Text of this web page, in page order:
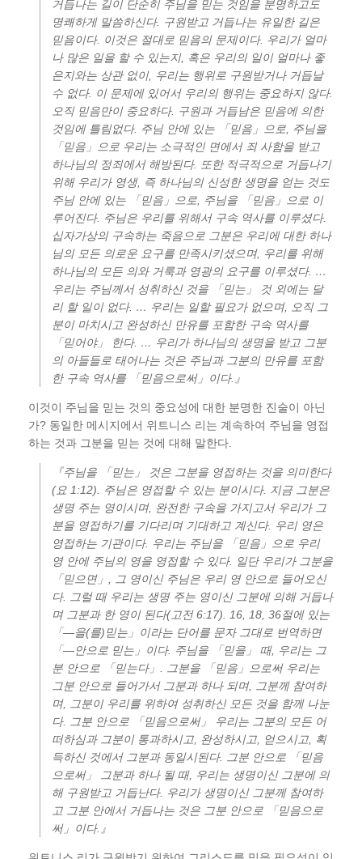
거듭나는 길이 단순히 주님을 믿는 것임을 분명하고도
명쾌하게 말씀하신다. 구원받고 거듭나는 유일한 길은
믿음이다. 이것은 절대로 믿음의 문제이다. 우리가 얼마
나 많은 일을 할 수 있는지, 혹은 우리의 일이 얼마나 좋
은지와는 상관 없이, 우리는 행위로 구원받거나 거듭날
수 없다. 이 문제에 있어서 우리의 행위는 중요하지 않다.
오직 믿음만이 중요하다. 구원과 거듭남은 믿음에 의한
것임에 틀림없다. 주님 안에 있는 「믿음」으로, 주님을
「믿음」으로 우리는 소극적인 면에서 죄 사함을 받고
하나님의 정죄에서 해방된다. 또한 적극적으로 거듭나기
위해 우리가 영생, 즉 하나님의 신성한 생명을 얻는 것도
주님 안에 있는 「믿음」으로, 주님을 「믿음」으로 이
루어진다. 주님은 우리를 위해서 구속 역사를 이루셨다.
십자가상의 구속하는 죽음으로 그분은 우리에 대한 하나
님의 모든 의로운 요구를 만족시키셨으며, 우리를 위해
하나님의 모든 의와 거룩과 영광의 요구를 이루셨다. …
우리는 주님께서 성취하신 것을 「믿는」 것 외에는 달
리 할 일이 없다. … 우리는 일할 필요가 없으며, 오직 그
분이 마치시고 완성하신 만유를 포함한 구속 역사를
「믿어야」 한다. … 우리가 하나님의 생명을 받고 그분
의 아들들로 태어나는 것은 주님과 그분의 만유를 포함
한 구속 역사를 「믿음으로써」이다.』
이것이 주님을 믿는 것의 중요성에 대한 분명한 진술이 아닌
가? 동일한 메시지에서 위트니스 리는 계속하여 주님을 영접
하는 것과 그분을 믿는 것에 대해 말한다.
『주님을 「믿는」 것은 그분을 영접하는 것을 의미한다
(요 1:12). 주님은 영접할 수 있는 분이시다. 지금 그분은
생명 주는 영이시며, 완전한 구속을 가지고서 우리가 그
분을 영접하기를 기다리며 기대하고 계신다. 우리 영은
영접하는 기관이다. 우리는 주님을 「믿음」으로 우리
영 안에 주님의 영을 영접할 수 있다. 일단 우리가 그분을
「믿으면」, 그 영이신 주님은 우리 영 안으로 들어오신
다. 그럴 때 우리는 생명 주는 영이신 그분에 의해 거듭나
며 그분과 한 영이 된다(고전 6:17). 16, 18, 36절에 있는
「―을(를)믿는」이라는 단어를 문자 그대로 번역하면
「―안으로 믿는」이다. 주님을 「믿을」 때, 우리는 그
분 안으로 「믿는다」. 그분을 「믿음」으로써 우리는
그분 안으로 들어가서 그분과 하나 되며, 그분께 참여하
며, 그분이 우리를 위하여 성취하신 모든 것을 함께 나눈
다. 그분 안으로 「믿음으로써」 우리는 그분의 모든 어
떠하심과 그분이 통과하시고, 완성하시고, 얻으시고, 획
득하신 것에서 그분과 동일시된다. 그분 안으로 「믿음
으로써」 그분과 하나 될 때, 우리는 생명이신 그분에 의
해 구원받고 거듭난다. 우리가 생명이신 그분께 참여하
고 그분 안에서 거듭나는 것은 그분 안으로 「믿음으로
써」이다.』